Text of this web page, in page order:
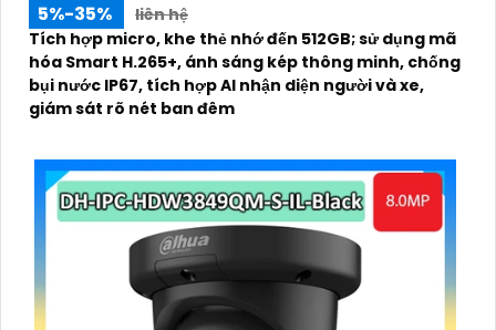
5%-35%
liên hệ
Tích hợp micro, khe thẻ nhớ đến 512GB; sử dụng mã
hóa Smart H.265+, ánh sáng kép thông minh, chống
bụi nước IP67, tích hợp AI nhận diện người và xe,
giám sát rõ nét ban đêm